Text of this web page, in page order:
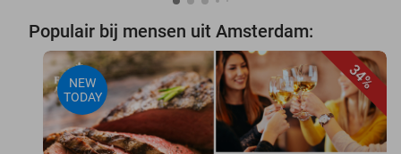
Populair bij mensen uit Amsterdam:
34%
NEW
TODAY